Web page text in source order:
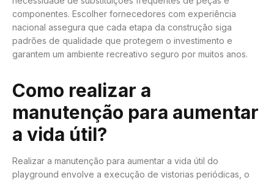
componentes. Escolher fornecedores com experiência
nacional assegura que cada etapa da construção siga
padrões de qualidade que protegem o investimento e
garantem um ambiente recreativo seguro por muitos anos.
Como realizar a
manutenção para aumentar
a vida útil?
Realizar a manutenção para aumentar a vida útil do
playground envolve a execução de vistorias periódicas, o